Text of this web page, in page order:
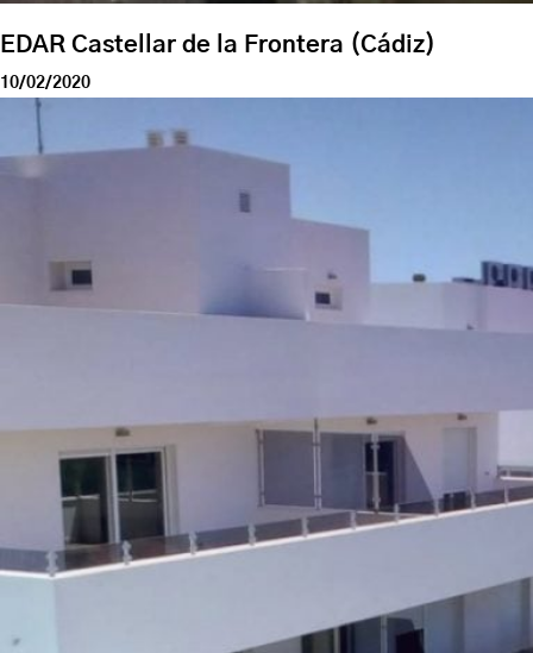
EDAR Castellar de la Frontera (Cádiz)
10/02/2020